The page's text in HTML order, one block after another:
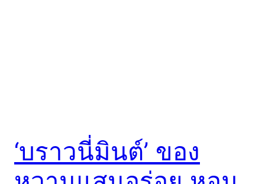
‘บราวนี่มินต์’ ของ